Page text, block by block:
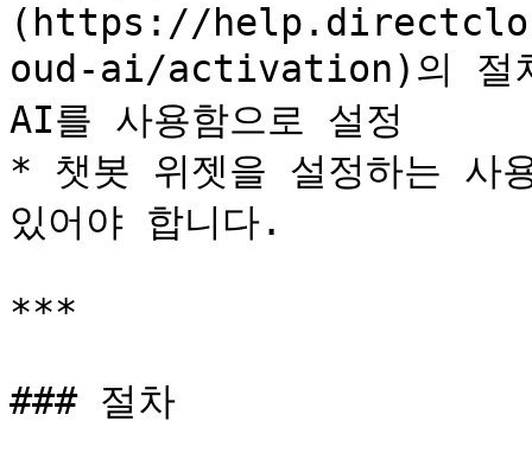
(https://
oud-ai/activation)의 절
AI를 사용함으로 설정
* 챗봇 위젯을 설정하는 사
있어야 합니다.
***
### 절차